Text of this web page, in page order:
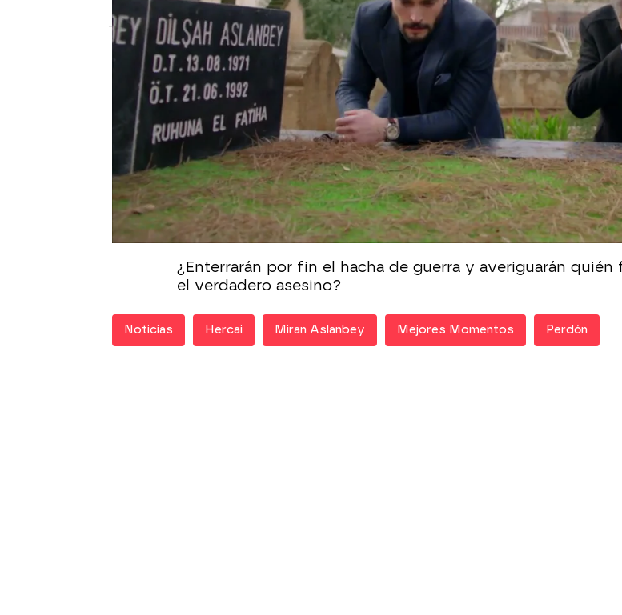
Nova
Madrid
Publicado: 20 de diciembre de 2020, 23:03
Whatsapp
Miran y Hazar se han unido en su dolor para llorar a Dilsah
Ambos han acudido a la tumba de la madre de Miran tras
descubrir queno fue violada por Hazar, como Azize había
proclamado.
"Ahora Miran sabe que yo no te hice daño", le ha dicho
la tumba de Dilsah.
¿Enterrarán por fin el hacha de guerra y averiguarán quién
el verdadero asesino?
Noticias Hercai Miran Aslanbey Mejores Momentos Perdón